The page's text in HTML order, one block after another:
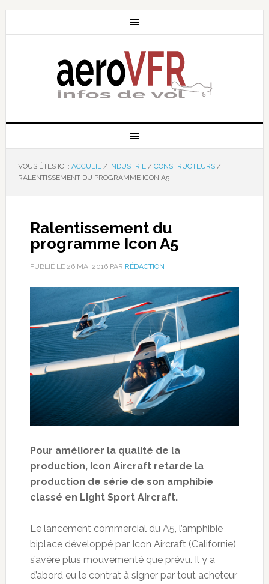
VOUS ÊTES ICI : ACCUEIL / INDUSTRIE / CONSTRUCTEURS /
RALENTISSEMENT DU PROGRAMME ICON A5
Ralentissement du
programme Icon A5
PUBLIÉ LE 26 MAI 2016PAR RÉDACTION
Pour améliorer la qualité de la
production, Icon Aircraft retarde la
production de série de son amphibie
classé en Light Sport Aircraft.
Le lancement commercial du A5, l’amphibie
biplace développé par Icon Aircraft (Californie),
s’avère plus mouvementé que prévu. Il y a
d’abord eu le contrat à signer par tout acheteur